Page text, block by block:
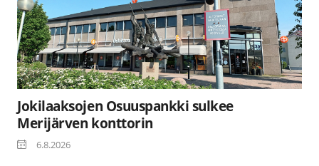
Jokilaaksojen Osuuspankki sulkee
Merijärven konttorin
6.8.2026